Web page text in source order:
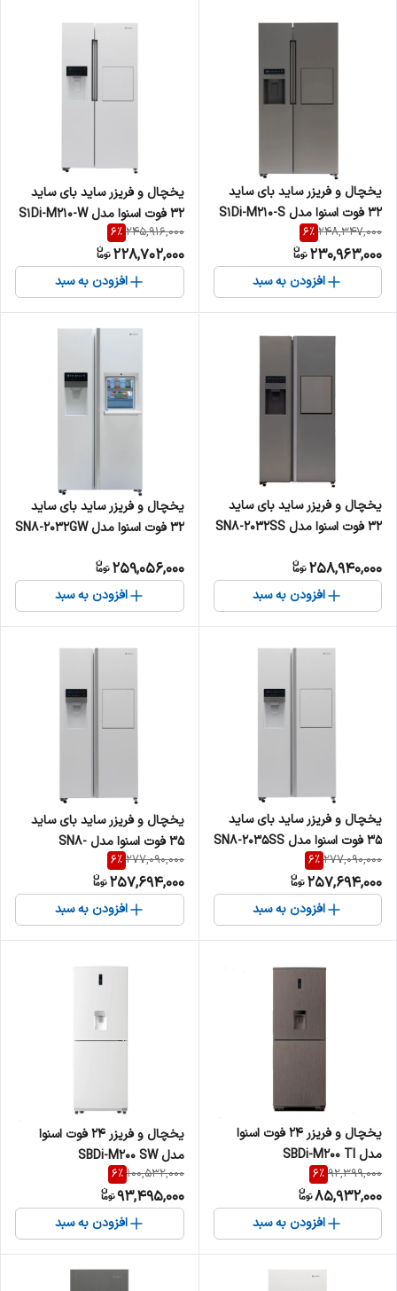
یخچال و فریزر ساید بای ساید
32 فوت اسنوا مدل S1Di-M210-S
248,347,000
6%
230,963,000
افزودن به سبد
یخچال و فریزر ساید بای ساید
32 فوت اسنوا مدل S1Di-M210-W
245,916,000
6%
228,702,000
افزودن به سبد
یخچال و فریزر ساید بای ساید
32 فوت اسنوا مدل SN8-2032SS
258,940,000
افزودن به سبد
یخچال و فریزر ساید بای ساید
32 فوت اسنوا مدل SN8-2032GW
259,056,000
افزودن به سبد
یخچال و فریزر ساید بای ساید
35 فوت اسنوا مدل SN8-2035SS
277,090,000
6%
257,694,000
افزودن به سبد
یخچال و فریزر ساید بای ساید
35 فوت اسنوا مدل SN8-
2035GW
277,090,000
6%
257,694,000
افزودن به سبد
یخچال و فریزر 24 فوت اسنوا
مدل SBDi-M200 TI
92,399,000
6%
85,932,000
افزودن به سبد
یخچال و فریزر 24 فوت اسنوا
مدل SBDi-M200 SW
100,532,000
6%
93,495,000
افزودن به سبد